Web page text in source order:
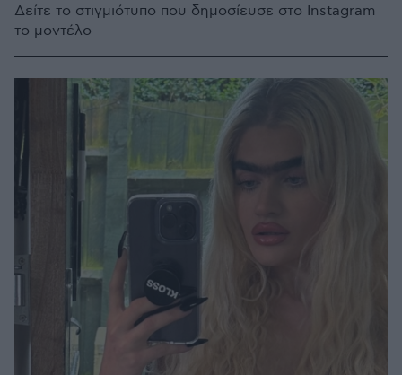
Δείτε το στιγμιότυπο που δημοσίευσε στο Instagram
το μοντέλο